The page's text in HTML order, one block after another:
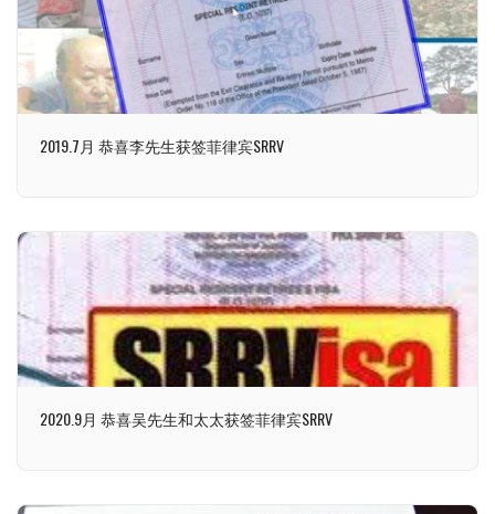
2019.7月 恭喜李先生获签菲律宾SRRV
2020.9月 恭喜吴先生和太太获签菲律宾SRRV